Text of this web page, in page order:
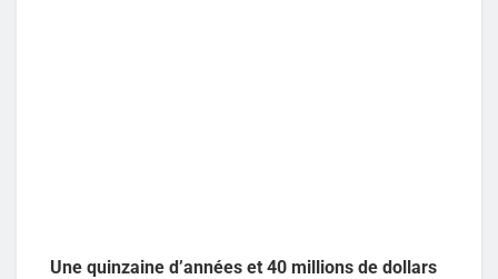
Une quinzaine d’années et 40 millions de dollars